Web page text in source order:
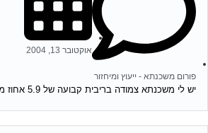
פורום משכנתא - ייעוץ ומיחזור
אוקטובר 13, 2004
יש לי משכנתא צמודה בריבית קבועה של 5.9 אחוז מלפני כשנה לערך. האם יש אפשרות לדעת האם כדאי לי לשנות אותה מאחר והיום המשכנתאות זולות...